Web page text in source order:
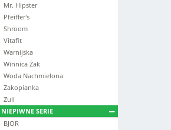
Mr. Hipster
Pfeiffer's
Shroom
Vitafit
Warnijska
Winnica Żak
Woda Nachmielona
Zakopianka
Zuli
NIEPIWNE SERIE
BJOR